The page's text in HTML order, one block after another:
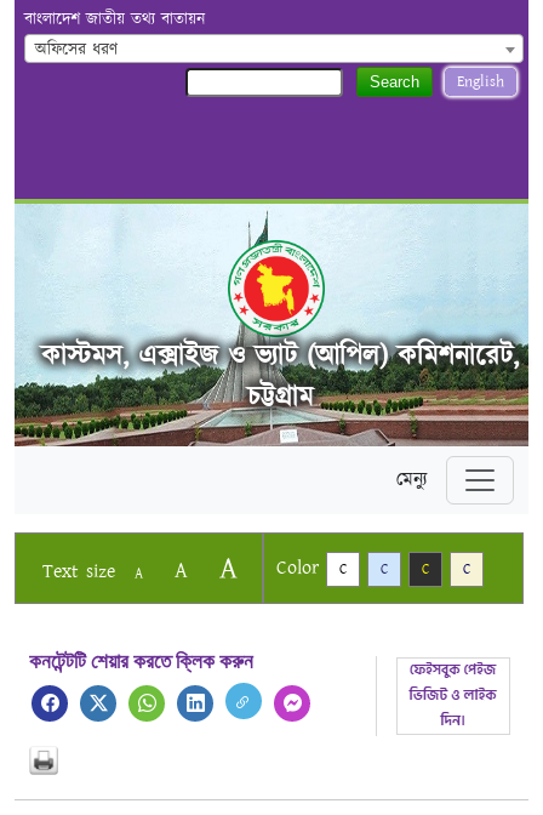
বাংলাদেশ জাতীয় তথ্য বাতায়ন
অফিসের ধরণ
English
Search
কাস্টমস, এক্সাইজ ও ভ্যাট (আপিল) কমিশনারেট,
চট্টগ্রাম
মেন্যু
Text size A A A Color C C C C
কনটেন্টটি শেয়ার করতে ক্লিক করুন